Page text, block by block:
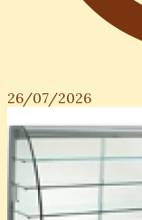
26/07/2026